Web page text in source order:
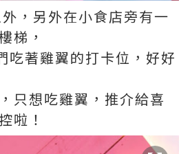
，另外在小食店旁有一
梯，
吃著雞翼的打卡位，好好
只想吃雞翼，推介給喜
啦！